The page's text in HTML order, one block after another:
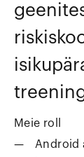
Meie roll
Android